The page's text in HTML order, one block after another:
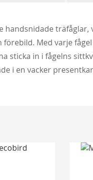
handsnidade
Med varje
sticka in i fågelns
i en vacker